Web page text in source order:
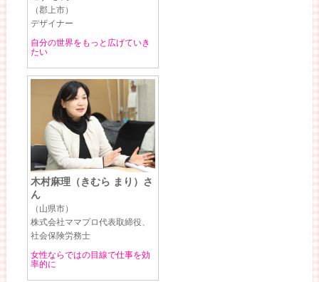
（郡上市）
デザイナー
自分の世界をもっと広げていき
たい
木村麻理（きむら まり）さ
ん
（山県市）
株式会社ママプロ代表取締役、
社会保険労務士
女性ならではの目線で仕事を効
率的に